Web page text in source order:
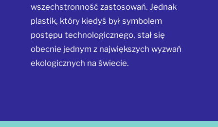
wszechstronność zastosowań. Jednak
plastik, który kiedyś był symbolem
postępu technologicznego, stał się
obecnie jednym z największych wyzwań
ekologicznych na świecie.